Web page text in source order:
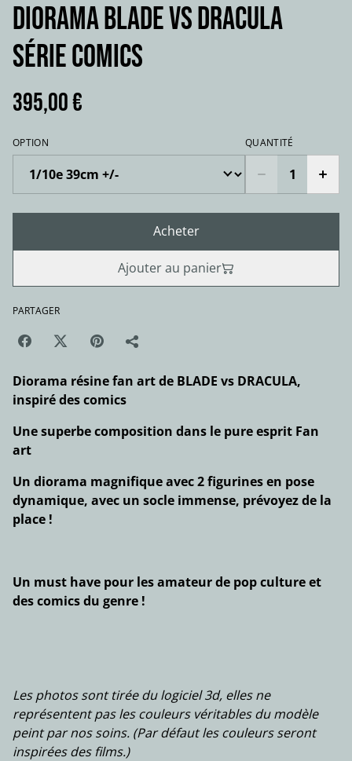
DIORAMA BLADE VS DRACULA
série comics
395,00 €
OPTION QUANTITÉ
Acheter
Ajouter au panier
PARTAGER
Diorama résine fan art de BLADE vs DRACULA,
inspiré des comics
Une superbe composition dans le pure esprit Fan
art
Un diorama magnifique avec 2 figurines en pose
dynamique, avec un socle immense, prévoyez de la
place !
Un must have pour les amateur de pop culture et
des comics du genre !
Les photos sont tirée du logiciel 3d, elles ne
représentent pas les couleurs véritables du modèle
peint par nos soins. (Par défaut les couleurs seront
inspirées des films.)